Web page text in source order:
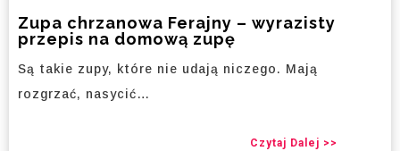
Zupa chrzanowa Ferajny – wyrazisty
przepis na domową zupę
Są takie zupy, które nie udają niczego. Mają
rozgrzać, nasycić…
Czytaj Dalej >>